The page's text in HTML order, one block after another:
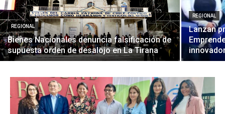
REGIONAL
Bienes Nacionales denuncia falsificación de
supuesta orden de desalojo en La Tirana
REGIONAL
Lanzan